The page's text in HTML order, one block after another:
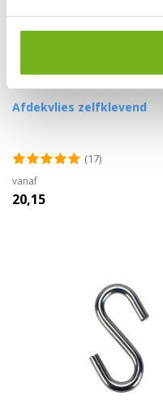
Afdekvlies zelfklevend
(17)
vanaf
20,15